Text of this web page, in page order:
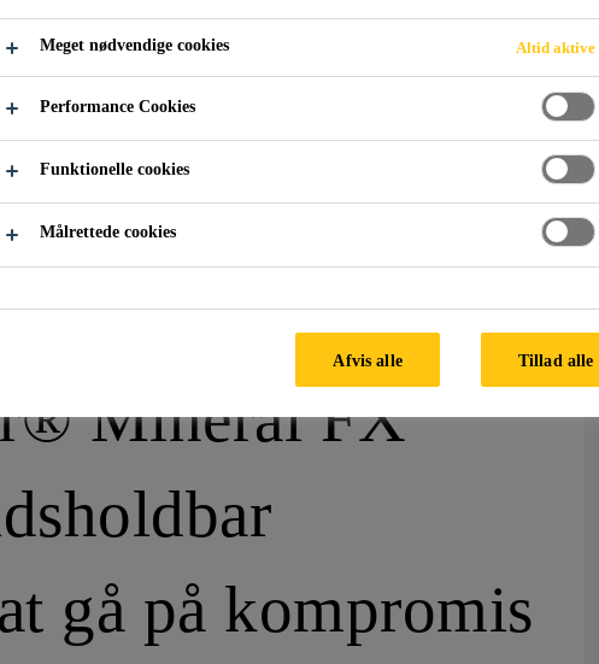
Mineral FX
gå på kompromis
Meget nødvendige cookies Altid aktive
Performance Cookies
Funktionelle cookies
Målrettede cookies
Afvis alle Tillad alle